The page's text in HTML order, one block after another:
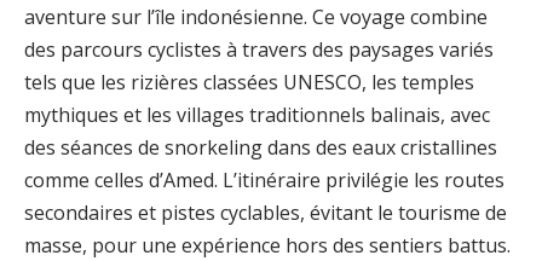
aventure sur l’île indonésienne. Ce voyage combine
des parcours cyclistes à travers des paysages variés
tels que les rizières classées UNESCO, les temples
mythiques et les villages traditionnels balinais, avec
des séances de snorkeling dans des eaux cristallines
comme celles d’Amed. L’itinéraire privilégie les routes
secondaires et pistes cyclables, évitant le tourisme de
masse, pour une expérience hors des sentiers battus.